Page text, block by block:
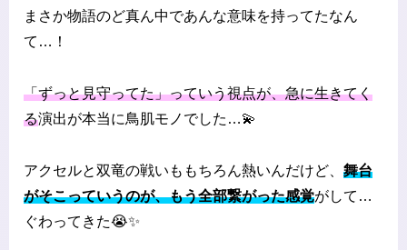
まさか物語のど真ん中であんな意味を持ってたなん
て…！
「ずっと見守ってた」っていう視点が、急に生きてく
る演出が本当に鳥肌モノでした…💫
アクセルと双竜の戦いももちろん熱いんだけど、 舞台
がそこっていうのが、もう全部繋がった感覚がして…
ぐわってきた😭✨